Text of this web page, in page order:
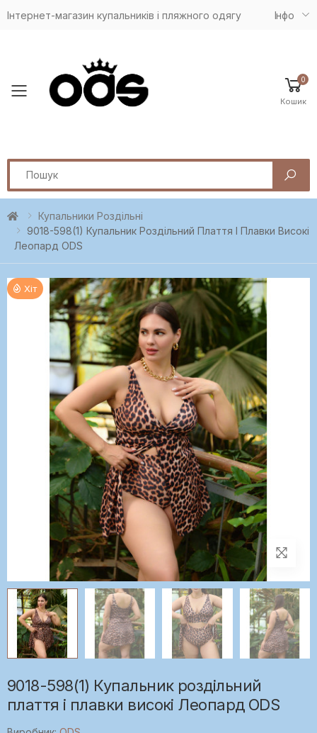
Інтернет-магазин купальників і пляжного одягу Iнфо
Toggle mobile menu
0
Кошик
Search
Купальники Роздільні
9018-598(1) Купальник Роздільний Плаття І Плавки Високі
Леопард ODS
Хіт
9018-598(1) Купальник роздільний
плаття і плавки високі Леопард ODS